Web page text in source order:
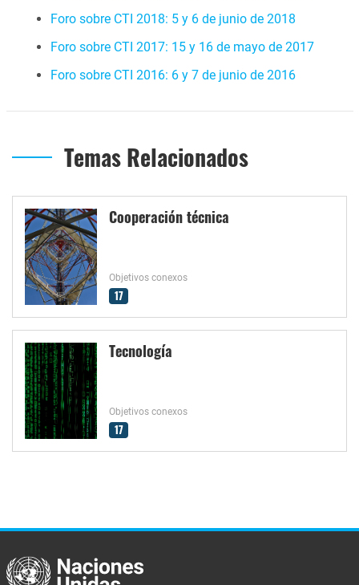
Foro sobre CTI 2018: 5 y 6 de junio de 2018
Foro sobre CTI 2017: 15 y 16 de mayo de 2017
Foro sobre CTI 2016: 6 y 7 de junio de 2016
Temas Relacionados
Cooperación técnica
Objetivos conexos
17
Tecnología
Objetivos conexos
17